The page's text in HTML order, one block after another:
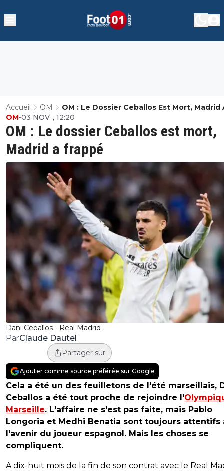
Accueil OM
OM : Le Dossier Ceballos Est Mort, Madrid
Frappé
Dani Ceballos - Real Madrid
OM : Le dossier Ceballos est mort,
Madrid a frappé
OM•03 NOV. , 12:20
ParClaude Dautel
Partager sur
Ajouter comme source préférée sur Google
Cela a été un des feuilletons de l'été marseillais,
Ceballos a été tout proche de rejoindre l'
Marseille. L'affaire ne s'est pas faite, mais Pablo
Longoria et Medhi Benatia sont toujours attentifs
l'avenir du joueur espagnol. Mais les choses se
compliquent.
A dix-huit mois de la fin de son contrat avec le Real